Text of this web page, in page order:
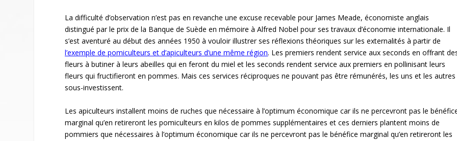
La difficulté d’observation n’est pas en revanche une excuse recevable pour James Meade, économiste anglais
distingué par le prix de la Banque de Suède en mémoire à Alfred Nobel pour ses travaux d’économie internationale. Il
s’est aventuré au début des années 1950 à vouloir illustrer ses réflexions théoriques sur les externalités à partir de
l’exemple de pomiculteurs et d’apiculteurs d’une même région. Les premiers rendent service aux seconds en offrant
fleurs à butiner à leurs abeilles qui en feront du miel et les seconds rendent service aux premiers en pollinisant leurs
fleurs qui fructifieront en pommes. Mais ces services réciproques ne pouvant pas être rémunérés, les uns et les autres
sous-investissent.
Les apiculteurs installent moins de ruches que nécessaire à l’optimum économique car ils ne percevront pas le
marginal qu’en retireront les pomiculteurs en kilos de pommes supplémentaires et ces derniers plantent moins de
pommiers que nécessaires à l’optimum économique car ils ne percevront pas le bénéfice marginal qu’en retireront les